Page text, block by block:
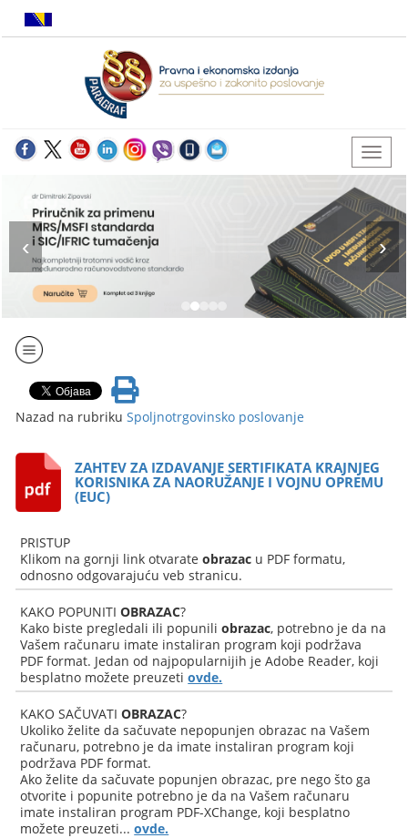
Nazad na rubrikuSpoljnotrgovinsko poslovanje
ZAHTEV ZA IZDAVANJE SERTIFIKATA KRAJNJEG
KORISNIKA ZA NAORUŽANJE I VOJNU OPREMU
(EUC)
PRISTUP
Klikom na gornji link otvarateobrazac u PDF formatu,
odnosno odgovarajuću veb stranicu.
KAKO POPUNITIOBRAZAC?
Kako biste pregledali ili popuniliobrazac, potrebno je da na
Vašem računaru imate instaliran program koji podržava
PDF format. Jedan od najpopularnijih je Adobe Reader, koji
besplatno možete preuzetiovde.
KAKO SAČUVATIOBRAZAC?
Ukoliko želite da sačuvate nepopunjen obrazac na Vašem
računaru, potrebno je da imate instaliran program koji
podržava PDF format.
Ako želite da sačuvate popunjen obrazac, pre nego što ga
otvorite i popunite potrebno je da na Vašem računaru
imate instaliran program PDF-XChange, koji besplatno
možete preuzeti...ovde.